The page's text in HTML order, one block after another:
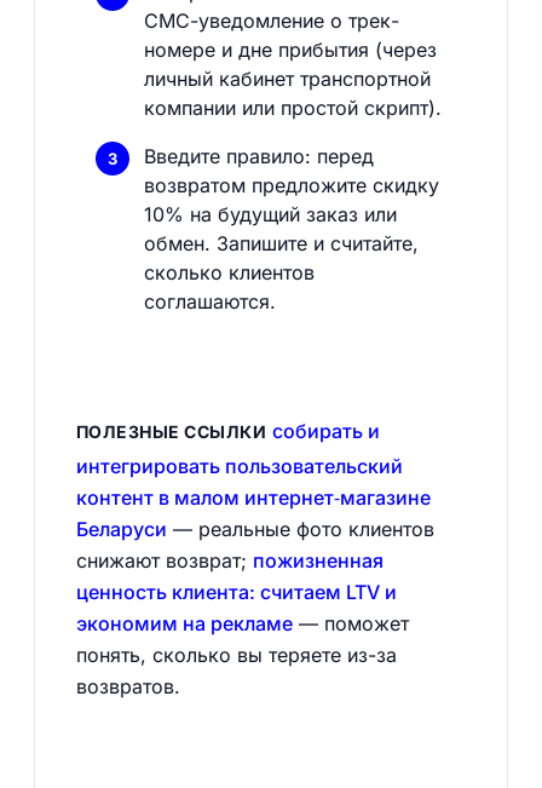
СМС-уведомление о трек-
номере и дне прибытия (через
личный кабинет транспортной
компании или простой скрипт).
Введите правило: перед
возвратом предложите скидку
10% на будущий заказ или
обмен. Запишите и считайте,
сколько клиентов
соглашаются.
ПОЛЕЗНЫЕ ССЫЛКИ собирать и
интегрировать пользовательский
контент в малом интернет‑магазине
Беларуси — реальные фото клиентов
снижают возврат; пожизненная
ценность клиента: считаем LTV и
экономим на рекламе— поможет
понять, сколько вы теряете из-за
возвратов.